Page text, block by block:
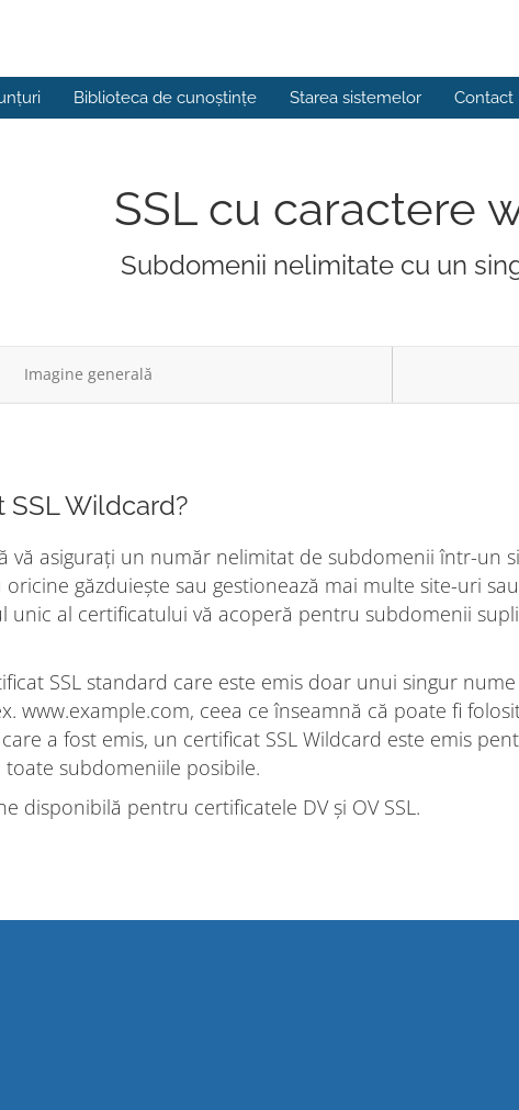
Biblioteca de cunoștințe Starea sistemelor Contact
SSL cu caractere
Subdomenii nelimitate cu un
Imagine generală
SSL Wildcard?
vă asigurați un număr nelimitat de subdomenii într-un
găzduiește sau gestionează mai multe site-uri
unic al certificatului vă acoperă pentru subdomenii
SSL standard care este emis doar unui singur
www.example.com, ceea ce înseamnă că poate fi
a fost emis, un certificat SSL Wildcard este emis
subdomeniile posibile.
disponibilă pentru certificatele DV și OV SSL.